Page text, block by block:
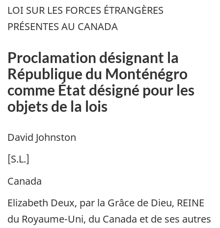
LOI SUR LES FORCES ÉTRANGÈRES
PRÉSENTES AU CANADA
Proclamation désignant la
République du Monténégro
comme État désigné pour les
objets de la lois
David Johnston
[S.L.]
Canada
Elizabeth Deux, par la Grâce de Dieu, REINE
du Royaume-Uni, du Canada et de ses autres